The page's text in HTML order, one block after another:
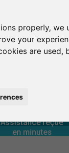
properly, we
your
are
Assistance reçue
en minutes
0 fournie